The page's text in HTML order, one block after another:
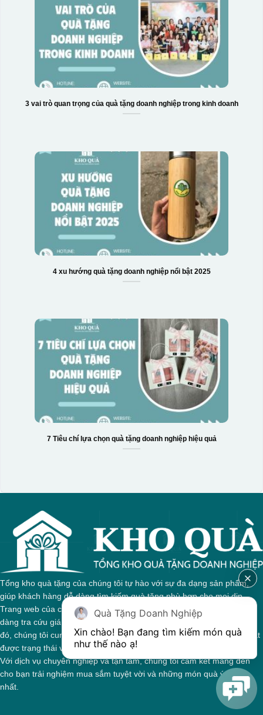
3 vai trò quan trọng của quà tặng doanh nghiệp trong kinh doanh
4 xu hướng quà tặng doanh nghiệp nổi bật 2025
7 Tiêu chí lựa chọn quà tặng doanh nghiệp hiệu quả
Tổng kho quà tặng của chúng tôi tự hào với sự đa dạng sản phẩm,
giúp khách hàng dễ dàng tìm kiếm quà tặng phù hợp cho mọi dịp.
Trang web của chúng tôi được thiết kế trực quan, cho phép bạn dễ
dàng tra cứu giá cả và thông tin chi tiết về từng sản phẩm. Bên cạnh
đó, chúng tôi cung cấp hệ thống theo dõi đơn hàng, giúp bạn nắm bắt
được trạng thái và giai đoạn xử lý của đơn hàng một cách thuận tiện.
Với dịch vụ chuyên nghiệp và tận tâm, chúng tôi cam kết mang đến
cho bạn trải nghiệm mua sắm tuyệt vời và những món quà ý nghĩa
nhất.
Quà Tặng Doanh Nghiệp
Xin chào! Bạn đang tìm kiếm món quà
như thế nào ạ!